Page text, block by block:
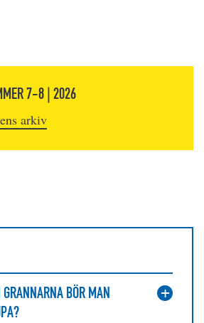
7-8 | 2026
arkiv
BÖR MAN